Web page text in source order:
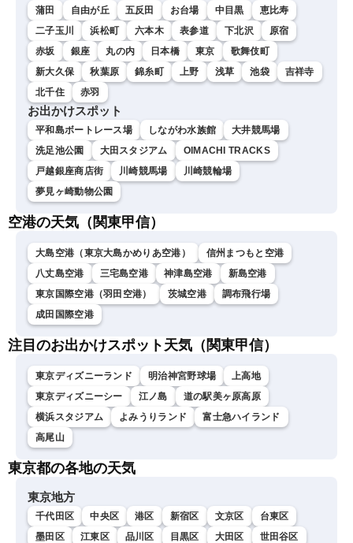
蒲田 自由が丘 五反田 お台場 中目黒
恵比寿
二子玉川
浜松町 六本木 表参道 下北沢
原宿
赤坂
銀座 丸の内 日本橋 東京
歌舞伎町
新大久保
秋葉原 錦糸町 上野 浅草 池袋
吉祥寺
北千住
赤羽
お出かけスポット
平和島ボートレース場 しながわ水族館
大井競馬場
洗足池公園
大田スタジアム
OIMACHI TRACKS
戸越銀座商店街
川崎競馬場
川崎競輪場
夢見ヶ崎動物公園
空港の天気（関東甲信）
大島空港（東京大島かめりあ空港）
信州まつもと空港
八丈島空港
三宅島空港 神津島空港
新島空港
東京国際空港（羽田空港）
茨城空港
調布飛行場
成田国際空港
注目のお出かけスポット天気（関東甲信）
東京ディズニーランド 明治神宮野球場
上高地
東京ディズニーシー
江ノ島
道の駅美ヶ原高原
横浜スタジアム
よみうりランド
富士急ハイランド
高尾山
東京都の各地の天気
東京地方
千代田区 中央区 港区 新宿区 文京区
台東区
墨田区
江東区 品川区 目黒区 大田区 世田谷区